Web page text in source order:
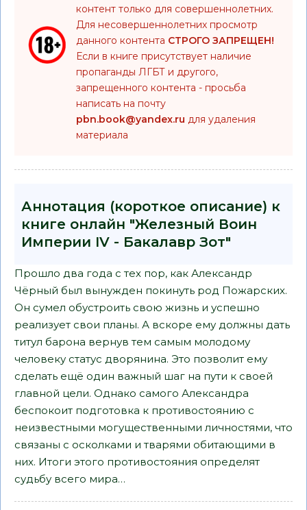
контент только для совершеннолетних.
Для несовершеннолетних просмотр
данного контента СТРОГО ЗАПРЕЩЕН!
Если в книге присутствует наличие
пропаганды ЛГБТ и другого,
запрещенного контента - просьба
написать на почту
pbn.book@yandex.ru для удаления
материала
Аннотация (короткое описание) к
книге онлайн "Железный Воин
Империи IV - Бакалавр Зот"
Прошло два года с тех пор, как Александр
Чёрный был вынужден покинуть род Пожарских.
Он сумел обустроить свою жизнь и успешно
реализует свои планы. А вскоре ему должны дать
титул барона вернув тем самым молодому
человеку статус дворянина. Это позволит ему
сделать ещё один важный шаг на пути к своей
главной цели. Однако самого Александра
беспокоит подготовка к противостоянию с
неизвестными могущественными личностями, что
связаны с осколками и тварями обитающими в
них. Итоги этого противостояния определят
судьбу всего мира…